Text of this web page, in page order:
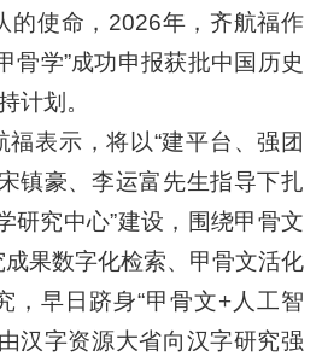
的使命，2026年，齐航福作
骨学”成功申报获批中国历史
计划。
表示，将以“建平台、强团
镇豪、李运富先生指导下扎
研究中心”建设，围绕甲骨文
果数字化检索、甲骨文活化
，早日跻身“甲骨文+人工智
汉字资源大省向汉字研究强